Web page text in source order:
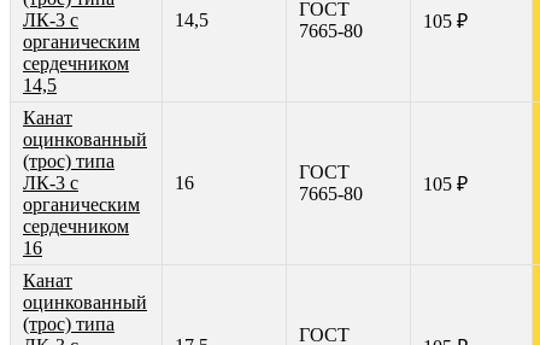
ЛК-3 с
органическим
сердечником
14,5
14,5
ГОСТ
7665-80
105 ₽
Канат
оцинкованный
(трос) типа
ЛК-3 с
органическим
сердечником
16
16
ГОСТ
7665-80
105 ₽
Канат
оцинкованный
(трос) типа
ГОСТ